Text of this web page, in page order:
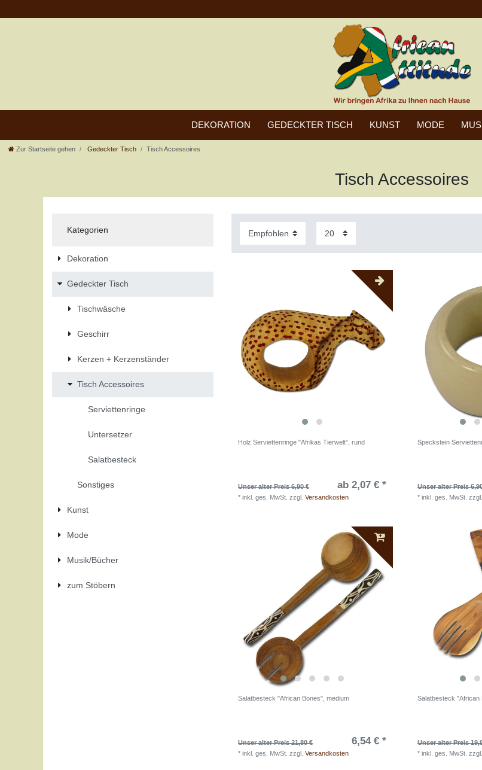
DEKORATION GEDECKTER TISCH KUNST MODE
Zur Startseite gehen Gedeckter Tisch Tisch Accessoires
Tisch Accessoires
Kategorien
Dekoration
Gedeckter Tisch
Tischwäsche
Geschirr
Kerzen + Kerzenständer
Tisch Accessoires
Serviettenringe
Untersetzer
Salatbesteck
Sonstiges
Kunst
Mode
Musik/Bücher
zum Stöbern
Holz Serviettenringe "Afrikas Tierwelt", rund
Unser alter Preis 6,90 € ab 2,07 € *
*inkl. ges. MwSt. zzgl.Versandkosten
Speckstein
Unser alter Preis
*inkl. ges. MwSt.
Salatbesteck "African Bones", medium
Unser alter Preis 21,80 € 6,54 € *
*inkl. ges. MwSt. zzgl.Versandkosten
Salatbesteck "African
Unser alter Preis
*inkl. ges. MwSt.